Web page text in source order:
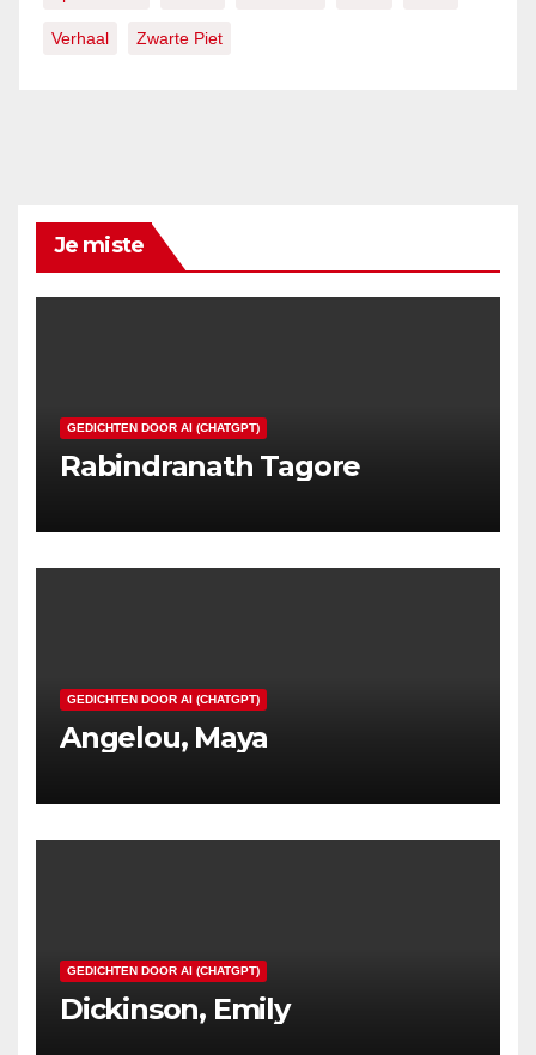
Verhaal Zwarte Piet
Je miste
GEDICHTEN DOOR AI (CHATGPT)
Rabindranath Tagore
GEDICHTEN DOOR AI (CHATGPT)
Angelou, Maya
GEDICHTEN DOOR AI (CHATGPT)
Dickinson, Emily